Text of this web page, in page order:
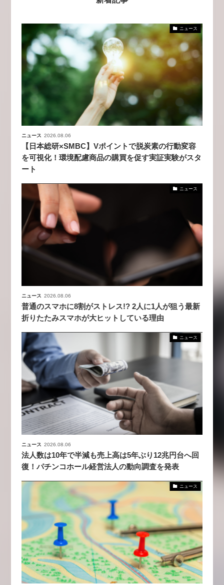
ニュース
ニュース 2026.08.06
【日本総研×SMBC】Vポイントで脱炭素の行動変容
を可視化！環境配慮商品の購買を促す実証実験がスタ
ート
ニュース
ニュース 2026.08.06
普通のスマホに8割がストレス!? 2人に1人が狙う最新
折りたたみスマホが大ヒットしている理由
ニュース
ニュース 2026.08.06
法人数は10年で半減も売上高は5年ぶり12兆円台へ回
復！パチンコホール経営法人の動向調査を発表
ニュース